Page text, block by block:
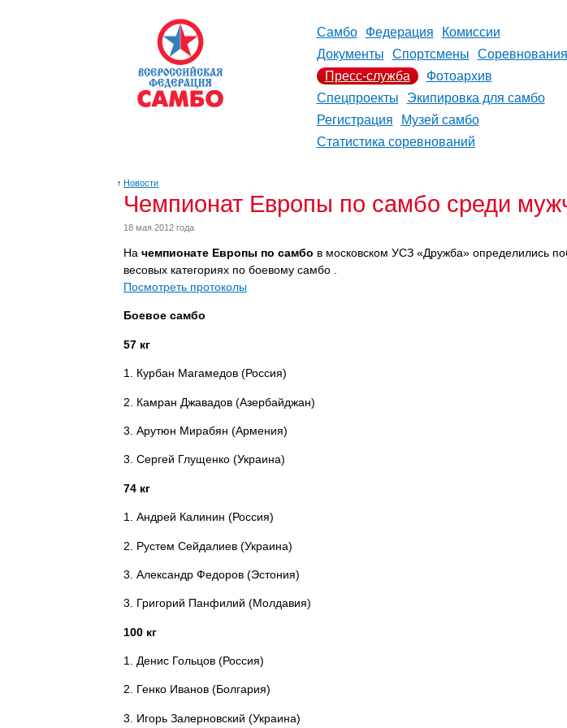
Самбо Федерация
Комиссии
Документы
Спортсмены
Соревнования
Пресс-служба
Фотоархив
Спецпроекты
Экипировка для самбо
Регистрация
Музей самбо
Статистика соревнований
↑ Новости
Чемпионат Европы по самбо среди
18 мая 2012 года
На чемпионате Европы по самбо в московском УСЗ «Дружба» определились
весовых категориях по боевому самбо .
Посмотреть протоколы
Боевое самбо
57 кг
1. Курбан Магамедов (Россия)
2. Камран Джавадов (Азербайджан)
3. Арутюн Мирабян (Армения)
3. Сергей Глущенко (Украина)
74 кг
1. Андрей Калинин (Россия)
2. Рустем Сейдалиев (Украина)
3. Александр Федоров (Эстония)
3. Григорий Панфилий (Молдавия)
100 кг
1. Денис Гольцов (Россия)
2. Генко Иванов (Болгария)
3. Игорь Залерновский (Украина)